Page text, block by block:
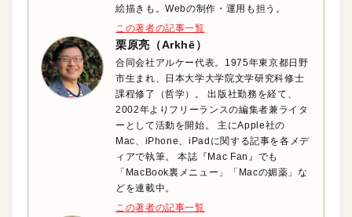
絵描きも。Webの制作・運用も担う。
この著者の記事一覧
栗原亮（Arkhē）
合同会社アルケー代表。1975年東京都日野
市生まれ、日本大学大学院文学研究科修士
課程修了（哲学）。 出版社勤務を経て、
2002年よりフリーランスの編集者兼ライタ
ーとして活動を開始。 主にApple社の
Mac、iPhone、iPadに関する記事を各メデ
ィアで執筆。 本誌『Mac Fan』でも
「MacBook裏メニュー」「Macの媚薬」な
どを連載中。
この著者の記事一覧